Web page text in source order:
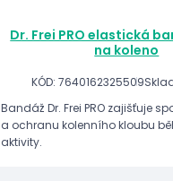
Dr. Frei PRO elastická
na koleno
KÓD: 7640162325509
Bandáž Dr. Frei PRO zajišťuje
a ochranu kolenního kloubu
aktivity.